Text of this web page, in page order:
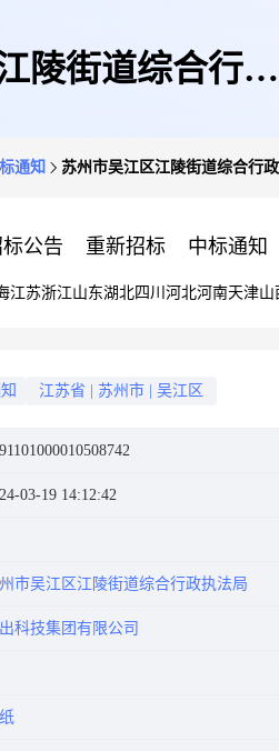
陵街道综合行政
通知 苏州市吴江区江陵街道综合行
公告 重新招标 中标通知
江苏浙江山东湖北四川 河北河南天津山
江苏省 苏州市 吴江区
03-19 14:12:42
市吴江区江陵街道综合行政执法局
科技集团有限公司